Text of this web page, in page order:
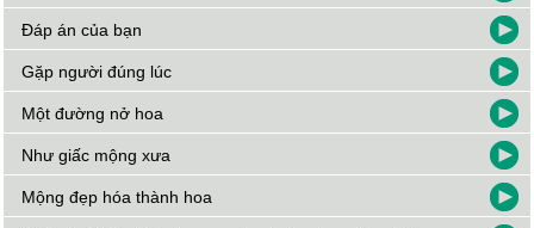
Đáp án của bạn
Gặp người đúng lúc
Một đường nở hoa
Như giấc mộng xưa
Mộng đẹp hóa thành hoa